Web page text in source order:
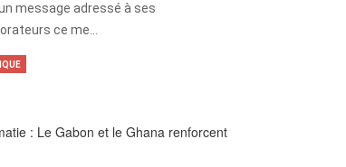
message adressé à ses
ce me…
: Le Gabon et le Ghana renforcent